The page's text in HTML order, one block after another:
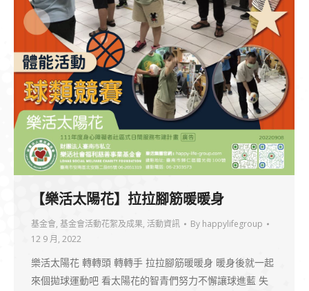
【樂活太陽花】拉拉腳筋暖暖身
基金會, 基金會活動花絮及成果, 活動資訊 By happylifegroup
12 9 月, 2022
樂活太陽花 轉轉頭 轉轉手 拉拉腳筋暖暖身 暖身後就一起
來個拋球運動吧 看太陽花的智青們努力不懈讓球進藍 失